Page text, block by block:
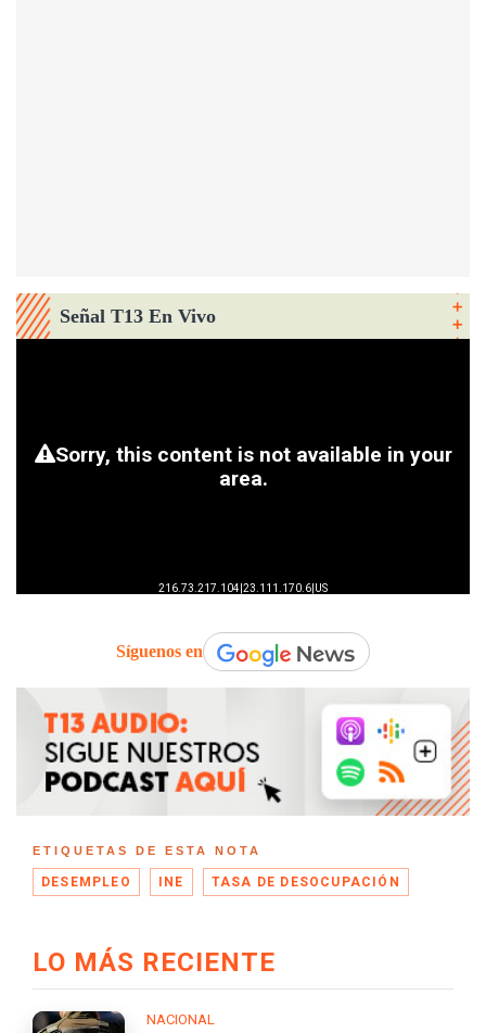
Señal T13 En Vivo
Síguenos en
ETIQUETAS DE ESTA NOTA
DESEMPLEO INE TASA DE DESOCUPACIÓN
LO MÁS RECIENTE
NACIONAL